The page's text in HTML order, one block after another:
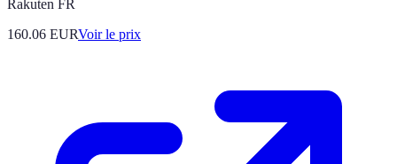
Rakuten FR
160.06 EURVoir le prix